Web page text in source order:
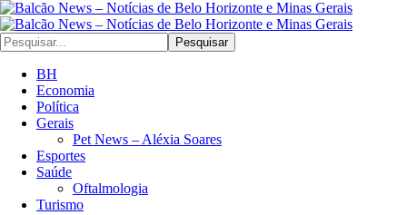
Pesquisar
BH
Economia
Política
Gerais
Pet News – Aléxia Soares
Esportes
Saúde
Oftalmologia
Turismo